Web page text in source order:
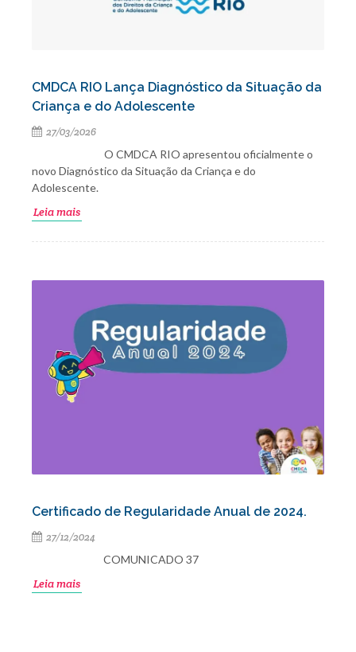
CMDCA RIO Lança Diagnóstico da Situação da
Criança e do Adolescente
27/03/2026
O CMDCA RIO apresentou oficialmente o
novo Diagnóstico da Situação da Criança e do
Adolescente.
Leia mais
Certificado de Regularidade Anual de 2024.
27/12/2024
COMUNICADO 37
Leia mais